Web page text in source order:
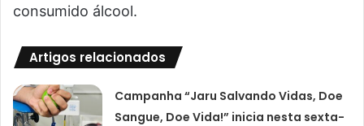
consumido álcool.
Artigos relacionados
Campanha “Jaru Salvando Vidas, Doe
Sangue, Doe Vida!” inicia nesta sexta-